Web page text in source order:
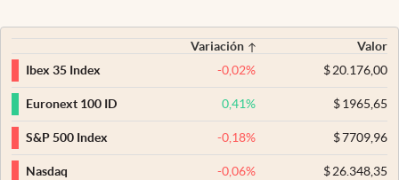
Variación
Valor
Ibex 35 Index
-0,02% $20.176,00
Euronext 100 ID 0,41% $1965,65
S&P 500 Index -0,18% $7709,96
Nasdaq -0,06% $26.348,35